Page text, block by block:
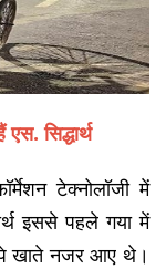
सिद्धार्थ
टेक्नोलॉजी में
इससे पहले गया में
खाते नजर आए थे।